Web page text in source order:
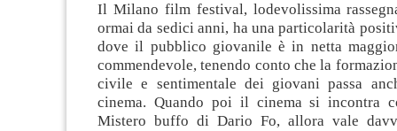
Il Milano film festival, lodevolissima
ormai da sedici anni, ha una particolarità
dove il pubblico giovanile è in netta
commendevole, tenendo conto che la
civile e sentimentale dei giovani passa
cinema. Quando poi il cinema si incontra
Mistero buffo di Dario Fo, allora vale